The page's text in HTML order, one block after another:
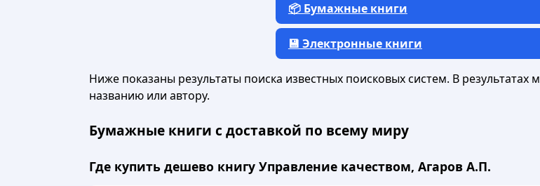
📦 Бумажные книги
💾 Электронные книги
Ниже показаны результаты поиска известных поисковых систем. В результатах
названию или автору.
Бумажные книги с доставкой по всему миру
Где купить дешево книгу Управление качеством, Агаров А.П.